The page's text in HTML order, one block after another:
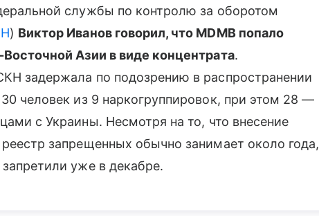
службы по контролю за оборотом
) Виктор Иванов говорил, что MDMB попало
Азии в виде концентрата.
задержала по подозрению в распространении
человек из 9 наркогруппировок, при этом 28 —
с Украины. Несмотря на то, что внесение
запрещенных обычно занимает около года,
уже в декабре.